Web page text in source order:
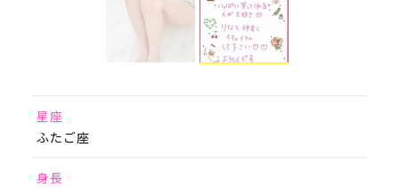
星座
ふたご座
身長